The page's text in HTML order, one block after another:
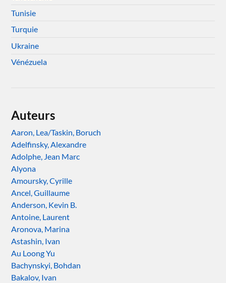
Tunisie
Turquie
Ukraine
Vénézuela
Auteurs
Aaron, Lea/Taskin, Boruch
Adelfinsky, Alexandre
Adolphe, Jean Marc
Alyona
Amoursky, Cyrille
Ancel, Guillaume
Anderson, Kevin B.
Antoine, Laurent
Aronova, Marina
Astashin, Ivan
Au Loong Yu
Bachynskyi, Bohdan
Bakalov, Ivan